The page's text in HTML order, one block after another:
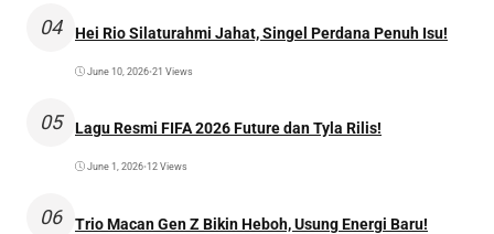
04 Hei Rio Silaturahmi Jahat, Singel Perdana Penuh Isu!
June 10, 2026•21 Views
05 Lagu Resmi FIFA 2026 Future dan Tyla Rilis!
June 1, 2026•12 Views
06 Trio Macan Gen Z Bikin Heboh, Usung Energi Baru!